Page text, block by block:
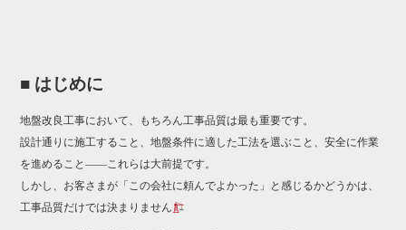
■ はじめに
地盤改良工事において、もちろん工事品質は最も重要です。
設計通りに施工すること、地盤条件に適した工法を選ぶこと、安全に作業
を進めること――これらは大前提です。
しかし、お客さまが「この会社に頼んでよかった」と感じるかどうかは、
工事品質だけでは決まりません